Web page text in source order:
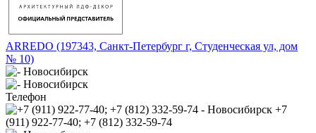
ARREDO (197343, Санкт-Петербург г, Студенческая ул, дом
№ 10)
Телефон
+7
(911) 922-77-40; +7 (812) 332-59-74